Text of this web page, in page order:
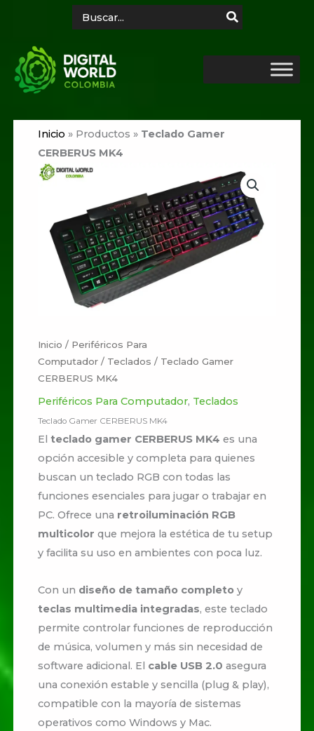
contenido
for:
Inicio » Productos » Teclado Gamer
CERBERUS MK4
Inicio / Periféricos Para
Computador / Teclados / Teclado Gamer
CERBERUS MK4
Periféricos Para Computador, Teclados
Teclado Gamer CERBERUS MK4
Elteclado gamer CERBERUS MK4 es una
opción accesible y completa para quienes
buscan un teclado RGB con todas las
funciones esenciales para jugar o trabajar en
PC. Ofrece una retroiluminación RGB
multicolor que mejora la estética de tu setup
y facilita su uso en ambientes con poca luz.
Con un diseño de tamaño completo y
teclas multimedia integradas, este teclado
permite controlar funciones de reproducción
de música, volumen y más sin necesidad de
software adicional. El cable USB 2.0 asegura
una conexión estable y sencilla (plug & play),
compatible con la mayoría de sistemas
operativos como Windows y Mac.